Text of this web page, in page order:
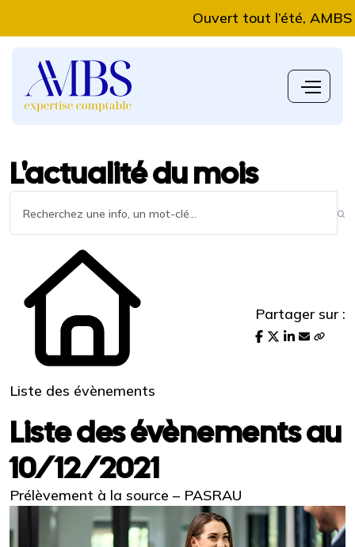
Ouvert tout l’été, AMBS
L'actualité du mois
Liste des évènements
Partager sur :
Liste des évènements au
10/12/2021
Prélèvement à la source – PASRAU